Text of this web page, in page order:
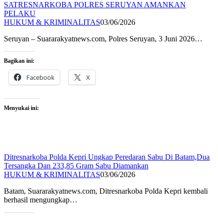
SATRESNARKOBA POLRES SERUYAN AMANKAN
PELAKU
HUKUM & KRIMINALITAS03/06/2026
Seruyan – Suararakyatnews.com, Polres Seruyan, 3 Juni 2026…
Bagikan ini:
Facebook X
Menyukai ini:
Ditresnarkoba Polda Kepri Ungkap Peredaran Sabu Di Batam,Dua
Tersangka Dan 233,85 Gram Sabu Diamankan
HUKUM & KRIMINALITAS03/06/2026
Batam, Suararakyatnews.com, Ditresnarkoba Polda Kepri kembali
berhasil mengungkap…